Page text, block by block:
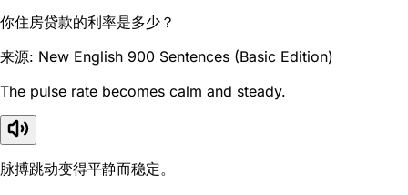
你住房贷款的利率是多少？
来源: New English 900 Sentences (Basic Edition)
The pulse rate becomes calm and steady.
脉搏跳动变得平静而稳定。